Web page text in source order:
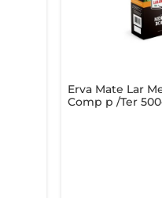
Erva Mate Lar
Comp p /Ter